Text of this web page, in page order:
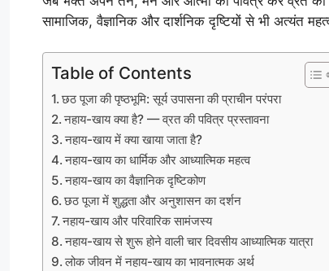
सामाजिक, वैज्ञानिक और दार्शनिक दृष्टियों से भी अत्यंत
Table of Contents
छठ पूजा की पृष्ठभूमि: सूर्य उपासना की प्राचीन परंपरा
नहाय-खाय क्या है? — व्रत की पवित्र प्रस्तावना
नहाय-खाय में क्या खाया जाता है?
नहाय-खाय का धार्मिक और आध्यात्मिक महत्व
नहाय-खाय का वैज्ञानिक दृष्टिकोण
छठ पूजा में शुद्धता और अनुशासन का दर्शन
नहाय-खाय और परिवारिक सामंजस्य
नहाय-खाय से शुरू होने वाली चार दिवसीय आध्यात्मिक यात्रा
लोक जीवन में नहाय-खाय का भावनात्मक अर्थ